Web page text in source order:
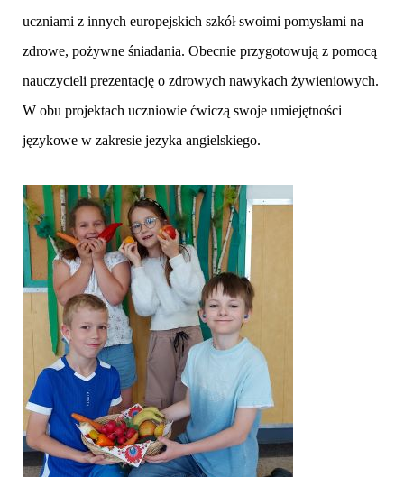
uczniami z innych europejskich szkół swoimi pomysłami na
zdrowe, pożywne śniadania. Obecnie przygotowują z pomocą
nauczycieli prezentację o zdrowych nawykach żywieniowych.
W obu projektach uczniowie ćwiczą swoje umiejętności
językowe w zakresie jezyka angielskiego.